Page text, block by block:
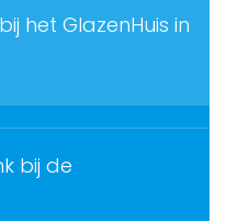
het GlazenHuis in
bij de